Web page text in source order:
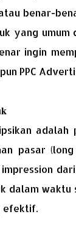
benar-
yang umum
ingin
PPC
pasar
dalam
efektif.